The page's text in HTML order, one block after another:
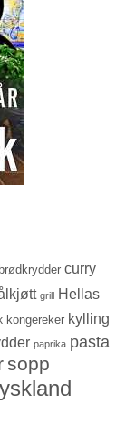
brødkrydder curry
grill Hellas
kongereker kylling
paprika pasta
sopp